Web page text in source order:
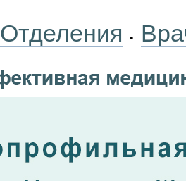
Отделения •